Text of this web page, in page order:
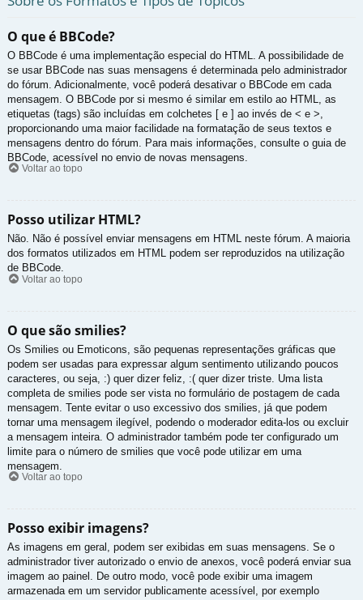
O que é BBCode?
O BBCode é uma implementação especial do HTML. A possibilidade de
se usar BBCode nas suas mensagens é determinada pelo administrador
do fórum. Adicionalmente, você poderá desativar o BBCode em cada
mensagem. O BBCode por si mesmo é similar em estilo ao HTML, as
etiquetas (tags) são incluídas em colchetes [ e ] ao invés de < e >,
proporcionando uma maior facilidade na formatação de seus textos e
mensagens dentro do fórum. Para mais informações, consulte o guia de
BBCode, acessível no envio de novas mensagens.
Voltar ao topo
Posso utilizar HTML?
Não. Não é possível enviar mensagens em HTML neste fórum. A maioria
dos formatos utilizados em HTML podem ser reproduzidos na utilização
de BBCode.
Voltar ao topo
O que são smilies?
Os Smilies ou Emoticons, são pequenas representações gráficas que
podem ser usadas para expressar algum sentimento utilizando poucos
caracteres, ou seja, :) quer dizer feliz, :( quer dizer triste. Uma lista
completa de smilies pode ser vista no formulário de postagem de cada
mensagem. Tente evitar o uso excessivo dos smilies, já que podem
tornar uma mensagem ilegível, podendo o moderador edita-los ou excluir
a mensagem inteira. O administrador também pode ter configurado um
limite para o número de smilies que você pode utilizar em uma
mensagem.
Voltar ao topo
Posso exibir imagens?
As imagens em geral, podem ser exibidas em suas mensagens. Se o
administrador tiver autorizado o envio de anexos, você poderá enviar sua
imagem ao painel. De outro modo, você pode exibir uma imagem
armazenada em um servidor publicamente acessível, por exemplo